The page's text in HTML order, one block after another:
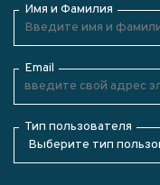
Имя и Фамилия
Email
Тип пользователя